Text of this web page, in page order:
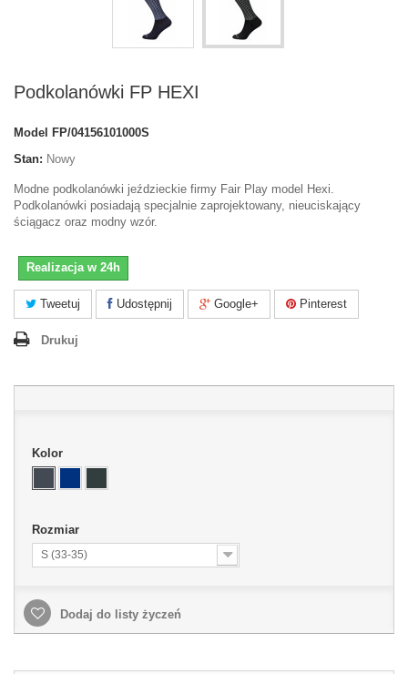
Podkolanówki FP HEXI
Model
FP/04156101000S
Stan: Nowy
Modne podkolanówki jeździeckie firmy Fair Play model Hexi.
Podkolanówki posiadają specjalnie zaprojektowany, nieuciskający
ściągacz oraz modny wzór.
Realizacja w 24h
Tweetuj Udostępnij Google+ Pinterest
Drukuj
Kolor
Rozmiar
S (33-35)
Dodaj do listy życzeń